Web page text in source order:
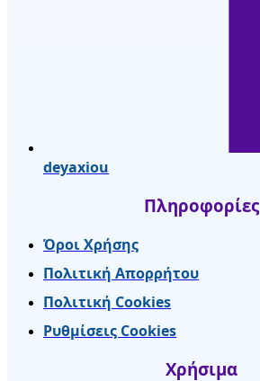
deyaxiou
Πληροφορίες
Όροι Χρήσης
Πολιτική Απορρήτου
Πολιτική Cookies
Ρυθμίσεις Cookies
Χρήσιμα